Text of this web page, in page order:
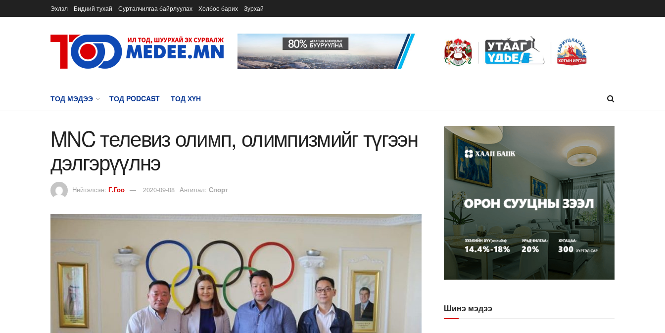
Эхлэл Бидний тухай Сурталчилгаа байрлуулах Холбоо барих Зурхай
ТОД МЭДЭЭ ТОД PODCAST ТОД ХҮН
MNC телевиз олимп, олимпизмийг түгээн
дэлгэрүүлнэ
Нийтэлсэн: Г.Гоо 2020-09-08 Ангилал: Спорт
Шинэ мэдээ